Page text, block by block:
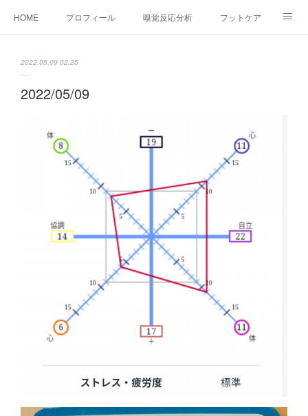
HOME プロフィール 嗅覚反応分析 フットケア
2022.05.09 02:25
2022/05/09